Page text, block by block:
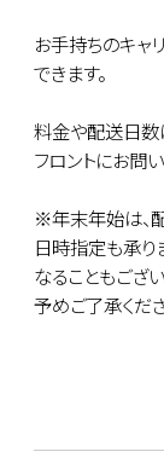
お手持ちのキャ
できます。
料金や配送日数
フロントにお問
※年末年始は、
日時指定も承り
なることもござい
予めご了承くだ